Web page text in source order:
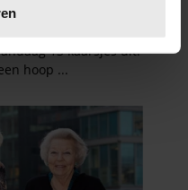
in het
social media te bieden
Ook delen we
site met onze
en analyse. Deze